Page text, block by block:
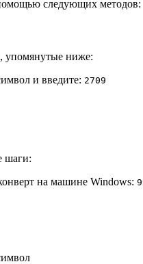
следующих методов:
упомянутые ниже:
и введите: 2709
шаги:
на машине Windows: 9